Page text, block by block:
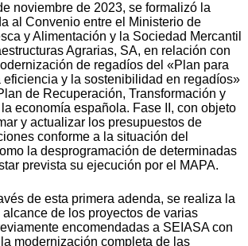
noviembre de 2023, se formalizó la
al Convenio entre el Ministerio de
y Alimentación y la Sociedad Mercantil
Agrarias, SA, en relación con
de regadíos del «Plan para
eficiencia y la sostenibilidad en regadíos»
de Recuperación, Transformación y
economía española. Fase II, con objeto
y actualizar los presupuestos de
conforme a la situación del
la desprogramación de determinadas
prevista su ejecución por el MAPA.
de esta primera adenda, se realiza la
de los proyectos de varias
encomendadas a SEIASA con
modernización completa de las